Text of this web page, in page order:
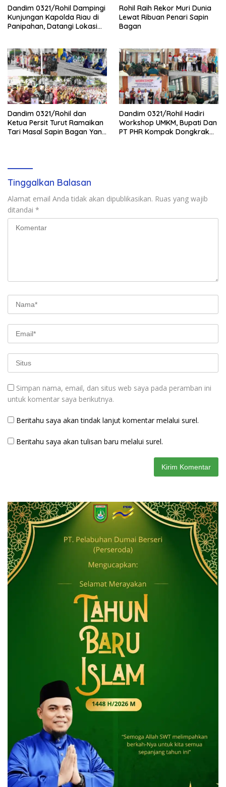
Dandim 0321/Rohil Dampingi
Kunjungan Kapolda Riau di
Panipahan, Datangi Lokasi
Rohil Raih Rekor Muri Dunia
Lewat Ribuan Penari Sapin
Bagan
Dandim 0321/Rohil dan
Ketua Persit Turut Ramaikan
Tari Masal Sapin Bagan Yang
Dandim 0321/Rohil Hadiri
Workshop UMKM, Bupati Dan
PT PHR Kompak Dongkrak
Tinggalkan Balasan
Alamat email Anda tidak akan dipublikasikan. Ruas yang wajib
ditandai *
Simpan nama, email, dan situs web saya pada peramban ini
untuk komentar saya berikutnya.
Beritahu saya akan tindak lanjut komentar melalui surel.
Beritahu saya akan tulisan baru melalui surel.